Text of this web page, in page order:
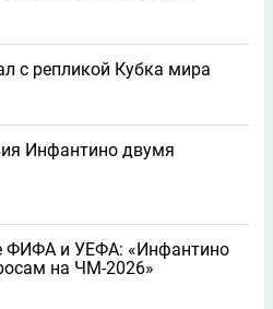
с репликой Кубка мира
Инфантино двумя
ФИФА и УЕФА: «Инфантино
на ЧМ-2026»